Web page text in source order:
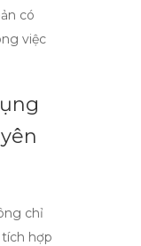
có
việc
chỉ
hợp